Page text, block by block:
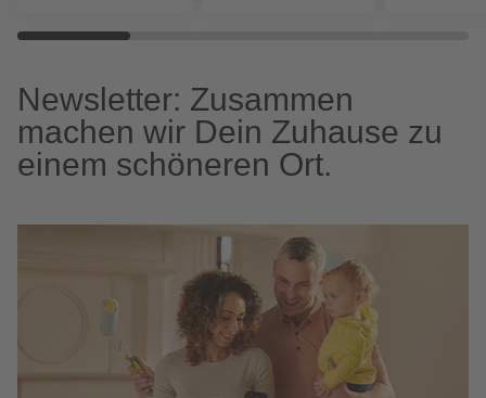
Newsletter: Zusammen
machen wir Dein Zuhause zu
einem schöneren Ort.